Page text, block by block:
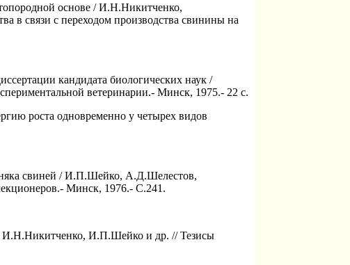
основе / И.Н.Никитченко,
связи с переходом производства свинины на
кандидата биологических наук /
ветеринарии.- Минск, 1975.- 22 с.
роста одновременно у четырех видов
свиней / И.П.Шейко, А.Д.Шелестов,
Минск, 1976.- С.241.
И.Н.Никитченко, И.П.Шейко и др. // Тезисы